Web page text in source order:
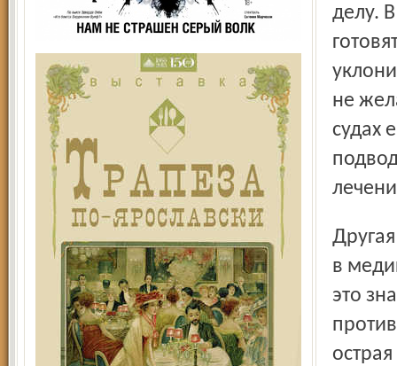
делу.
не
судах
Другая давно назревшая проблема: из-за низких зар-плат
в
это